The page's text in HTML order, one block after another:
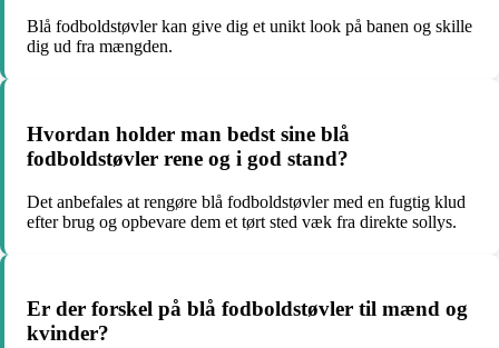
Blå fodboldstøvler kan give dig et unikt look på banen og skille
dig ud fra mængden.
Hvordan holder man bedst sine blå
fodboldstøvler rene og i god stand?
Det anbefales at rengøre blå fodboldstøvler med en fugtig klud
efter brug og opbevare dem et tørt sted væk fra direkte sollys.
Er der forskel på blå fodboldstøvler til mænd og
kvinder?